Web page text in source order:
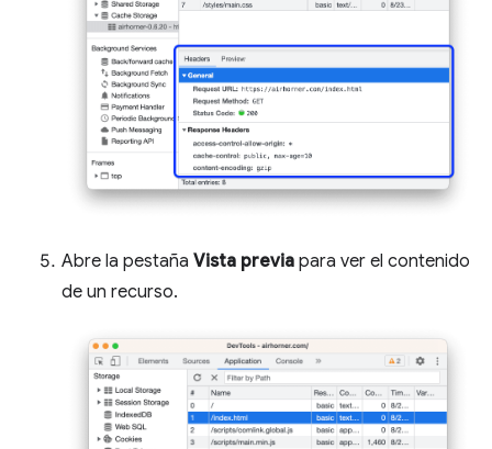
Abre la pestaña Vista previa para ver el contenido
de un recurso.